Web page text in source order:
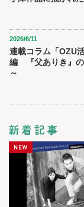
2026/6/11
連載コラム「OZU
編 『父ありき』の
～